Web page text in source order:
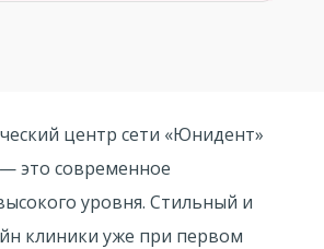
центр сети «Юнидент»
это современное
уровня. Стильный и
клиники уже при первом